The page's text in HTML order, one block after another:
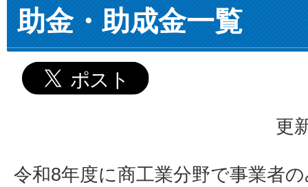
助金・助成金一覧
更
令和8年度に商工業分野で事業者